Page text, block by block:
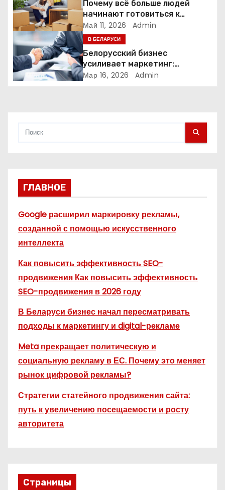
а
п
и
с
Почему всё больше людей
начинают готовиться к
переезду заранее
Май 11, 2026 Admin
В БЕЛАРУСИ
Белорусский бизнес
усиливает маркетинг:
компании меняют стратегии
Мар 16, 2026 Admin
ГЛАВНОЕ
Google расширил маркировку рекламы,
созданной с помощью искусственного
интеллекта
Как повысить эффективность SEO-
продвижения Как повысить эффективность
SEO-продвижения в 2026 году
В Беларуси бизнес начал пересматривать
подходы к маркетингу и digital-рекламе
Meta прекращает политическую и
социальную рекламу в ЕС. Почему это меняет
рынок цифровой рекламы?
Стратегии статейного продвижения сайта:
путь к увеличению посещаемости и росту
авторитета
Страницы